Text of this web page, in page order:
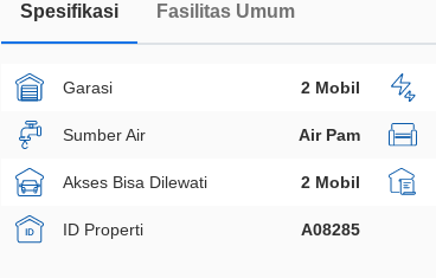
Spesifikasi Fasilitas Umum
Garasi 2 Mobil
Sumber Air Air Pam
Akses Bisa Dilewati 2 Mobil
ID Properti A08285